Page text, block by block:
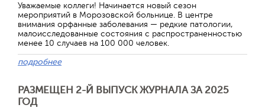
Уважаемые коллеги! Начинается новый сезон
мероприятий в Морозовской больнице. В центре
внимания орфанные заболевания — редкие патологии,
малоисследованные состояния с распространенностью
менее 10 случаев на 100 000 человек.
подробнее
РАЗМЕЩЕН 2-Й ВЫПУСК ЖУРНАЛА ЗА 2025
ГОД